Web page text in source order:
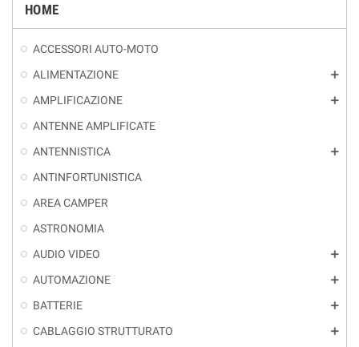
HOME
ACCESSORI AUTO-MOTO
ALIMENTAZIONE
add
AMPLIFICAZIONE add
ANTENNE AMPLIFICATE
ANTENNISTICA
add
ANTINFORTUNISTICA
AREA CAMPER
ASTRONOMIA
AUDIO VIDEO
add
AUTOMAZIONE add
BATTERIE add
CABLAGGIO STRUTTURATO add